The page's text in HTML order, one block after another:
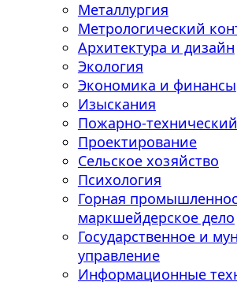
Металлургия
Метрологический
Архитектура и дизайн
Экология
Экономика и финансы
Изыскания
Пожарно-
Проектирование
Сельское хозяйство
Психология
Горная
маркшейдерское дело
Государственное и
управление
Информационные